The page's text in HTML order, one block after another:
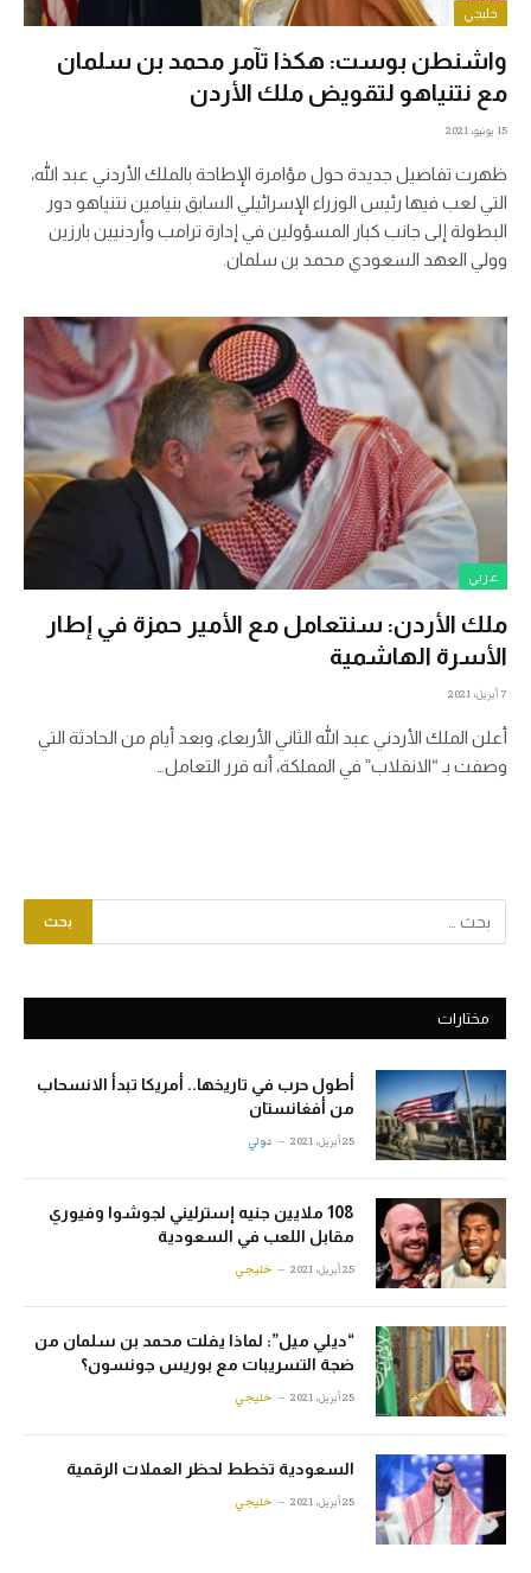
خليجي
واشنطن بوست: هكذا تآمر محمد بن سلمان
مع نتنياهو لتقويض ملك الأردن
15 يونيو، 2021
ظهرت تفاصيل جديدة حول مؤامرة الإطاحة بالملك الأردني عبد الله،
التي لعب فيها رئيس الوزراء الإسرائيلي السابق بنيامين نتنياهو دور
البطولة إلى جانب كبار المسؤولين في إدارة ترامب وأردنيين بارزين
وولي العهد السعودي محمد بن سلمان.
عربي
ملك الأردن: سنتعامل مع الأمير حمزة في إطار
الأسرة الهاشمية
7 أبريل، 2021
أعلن الملك الأردني عبد الله الثاني الأربعاء، وبعد أيام من الحادثة التي
وصفت بـ “الانقلاب” في المملكة، أنه قرر التعامل…
مختارات
أطول حرب في تاريخها.. أمريكا تبدأ الانسحاب
من أفغانستان
25 أبريل، 2021 دولي
108 ملايين جنيه إسترليني لجوشوا وفيوري
مقابل اللعب في السعودية
25 أبريل، 2021 خليجي
“ديلي ميل”: لماذا يفلت محمد بن سلمان من
ضجة التسريبات مع بوريس جونسون؟
25 أبريل، 2021 خليجي
السعودية تخطط لحظر العملات الرقمية
25 أبريل، 2021 خليجي